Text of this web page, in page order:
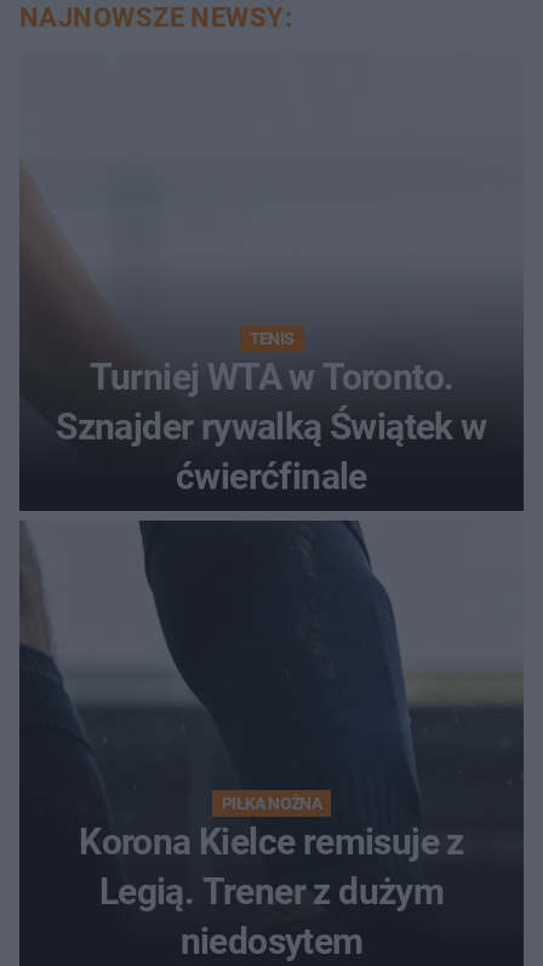
NAJNOWSZE NEWSY:
TENIS
Turniej WTA w Toronto.
Sznajder rywalką Świątek w
ćwierćfinale
PIŁKA NOŻNA
Korona Kielce remisuje z
Legią. Trener z dużym
niedosytem